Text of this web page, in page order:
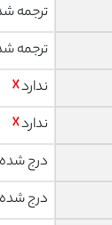
ترجمه
ترجمه
ندارد☓
ندارد☓
درج
درج